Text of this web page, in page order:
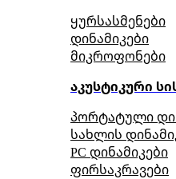
ყურსასმენები
დინამიკები
მიკროფონები
აკუსტიკური
პორტატული
სახლის
PC დინამიკები
ფირსაკრავები